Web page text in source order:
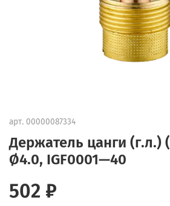
арт. 00000087334
Держатель цанги (г.л.)
Ø4.0, IGF0001—40
502 ₽